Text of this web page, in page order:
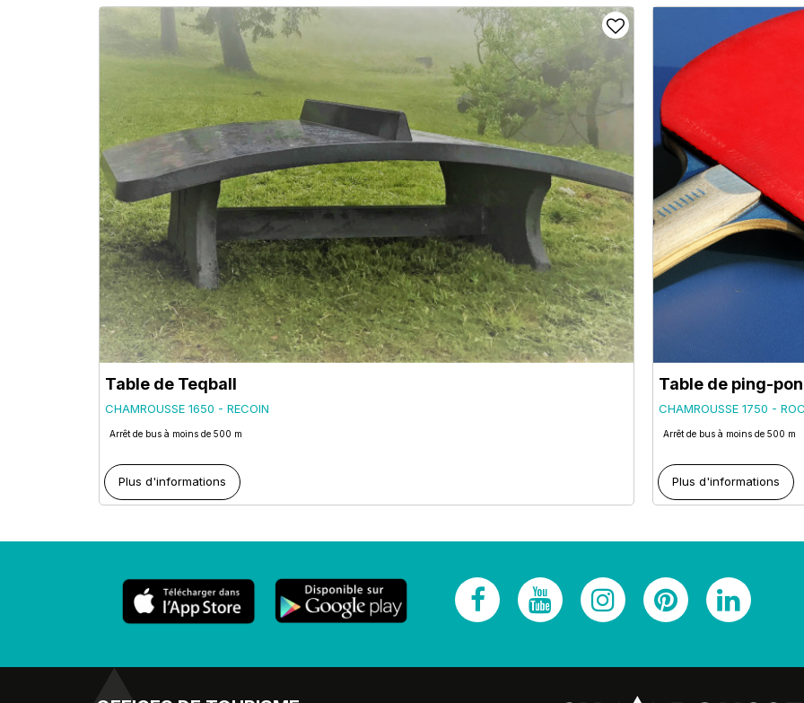
Table de Teqball
CHAMROUSSE 1650 - RECOIN
Arrêt de bus à moins de 500 m
Plus d'informations
Table de ping-
CHAMROUSSE 1750 -
Arrêt de bus à moins de 500 m
Plus d'informations